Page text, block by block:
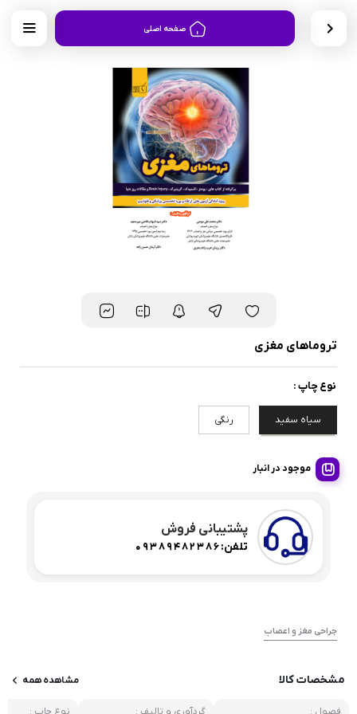
صفحه اصلی
تروماهای مغزی
نوع چاپ :
سیاه سفید رنگی
موجود در انبار
پشتیبانی فروش
تلفن:09389482386
جراحی مغز و اعصاب
مشخصات کالا مشاهده همه